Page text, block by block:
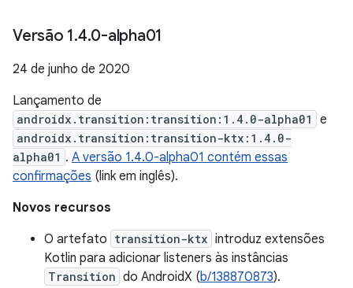
Versão 1.4.0-alpha01
24 de junho de 2020
Lançamento de
androidx.transition:transition:1.4.0-alpha01 e
androidx.transition:transition-ktx:1.4.0-
alpha01 . A versão 1.4.0-alpha01 contém essas
confirmações (link em inglês).
Novos recursos
O artefato transition-ktx introduz extensões
Kotlin para adicionar listeners às instâncias
Transition do AndroidX (b/138870873).